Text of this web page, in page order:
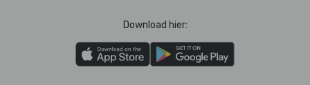
Download hier: